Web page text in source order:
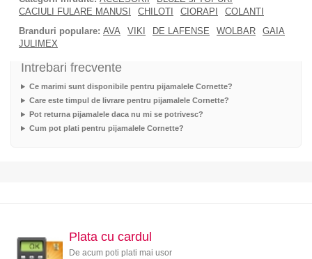
CACIULI FULARE MANUSI
CHILOTI CIORAPI
COLANTI
Branduri populare: AVA VIKI DE LAFENSE WOLBAR
GAIA
JULIMEX
Intrebari frecvente
Ce marimi sunt disponibile pentru pijamalele Cornette?
Care este timpul de livrare pentru pijamalele Cornette?
Pot returna pijamalele daca nu mi se potrivesc?
Cum pot plati pentru pijamalele Cornette?
Plata cu cardul
De acum poti plati mai usor